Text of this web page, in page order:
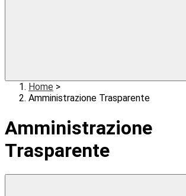
Home >
Amministrazione Trasparente
Amministrazione
Trasparente